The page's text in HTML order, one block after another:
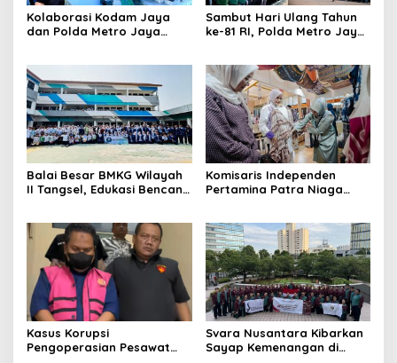
Kolaborasi Kodam Jaya
dan Polda Metro Jaya
Sambut Hari Ulang Tahun
ke-81 RI, Polda Metro Jaya
Balai Besar BMKG Wilayah
II Tangsel, Edukasi Bencana
23
Komisaris Independen
Pertamina Patra Niaga
Sentuhan Kemanusiaan dan
Keberlanjutan
Kasus Korupsi
Pengoperasian Pesawat
Svara Nusantara Kibarkan
Sayap Kemenangan di